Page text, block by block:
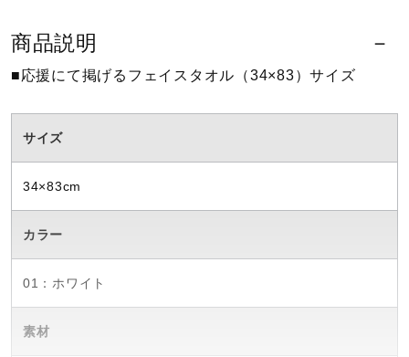
インナー
寝具／ミズノスリープ
商品説明
■応援にて掲げるフェイスタオル（34×83）サイズ
サイズ
34×83cm
カラー
01：ホワイト
素材